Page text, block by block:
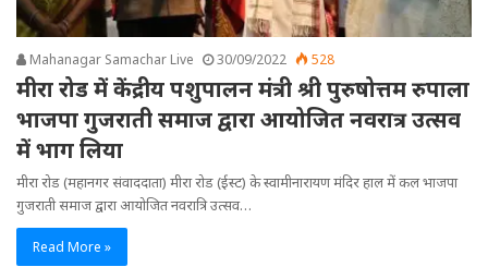
Mahanagar Samachar Live 30/09/2022 528
मीरा रोड में केंद्रीय पशुपालन मंत्री श्री पुरुषोत्तम रुपाला
भाजपा गुजराती समाज द्वारा आयोजित नवरात्र उत्सव
में भाग लिया
मीरा रोड (महानगर संवाददाता) मीरा रोड (ईस्ट) के स्वामीनारायण मंदिर हाल में कल भाजपा
गुजराती समाज द्वारा आयोजित नवरात्रि उत्सव…
Read More »